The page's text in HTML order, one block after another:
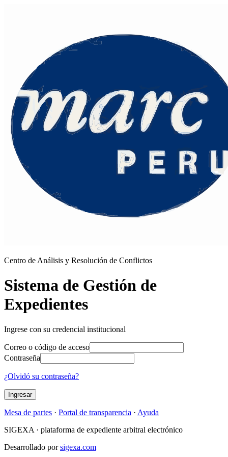
Centro de Análisis y Resolución de Conflictos
Sistema de Gestión de
Expedientes
Ingrese con su credencial institucional
Correo o código de acceso
Contraseña
¿Olvidó su contraseña?
Ingresar
Mesa de partes · Portal de transparencia · Ayuda
SIGEXA · plataforma de expediente arbitral electrónico
Desarrollado por sigexa.com